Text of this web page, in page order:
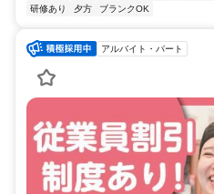
研修あり
夕方 ブランクOK
アルバイト・パート